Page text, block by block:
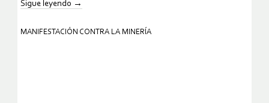
Sigue leyendo →
MANIFESTACIÓN CONTRA LA MINERÍA